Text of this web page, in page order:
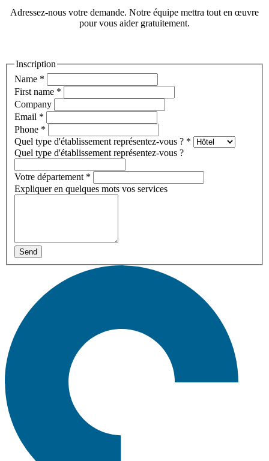
Adressez-nous votre demande. Notre équipe mettra tout en œuvre
pour vous aider gratuitement.
Inscription
Name *
First name *
Company
Email *
Phone *
Quel type d'établissement représentez-vous ? *
Quel type d'établissement représentez-vous ?
Votre département *
Expliquer en quelques mots vos services
Send